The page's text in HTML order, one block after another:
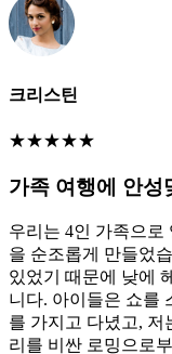
크리스틴
★★★★★
가족 여행에 안성
우리는 4인 가족으로
을 순조롭게 만들었
있었기 때문에 낮에
니다. 아이들은 쇼를
를 가지고 다녔고, 저
리를 비싼 로밍으로